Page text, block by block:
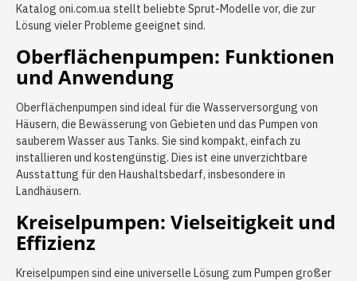
Katalog oni.com.ua stellt beliebte Sprut-Modelle vor, die zur
Lösung vieler Probleme geeignet sind.
Oberflächenpumpen: Funktionen
und Anwendung
Oberflächenpumpen sind ideal für die Wasserversorgung von
Häusern, die Bewässerung von Gebieten und das Pumpen von
sauberem Wasser aus Tanks. Sie sind kompakt, einfach zu
installieren und kostengünstig. Dies ist eine unverzichtbare
Ausstattung für den Haushaltsbedarf, insbesondere in
Landhäusern.
Kreiselpumpen: Vielseitigkeit und
Effizienz
Kreiselpumpen sind eine universelle Lösung zum Pumpen großer